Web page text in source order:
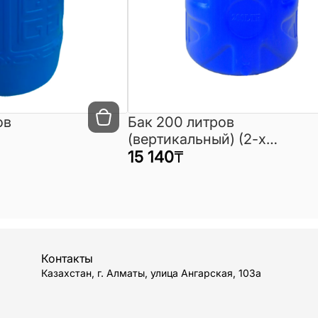
Бак 200 литров
(вертикальный) (2-х
слойный)
15 140₸
Контакты
Казахстан, г. Алматы, улица Ангарская, 103а